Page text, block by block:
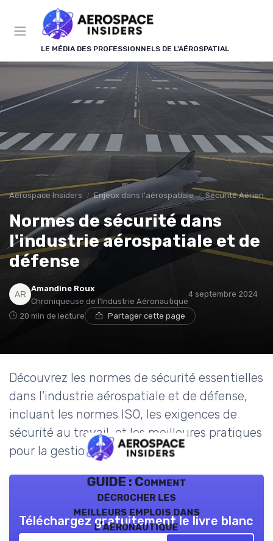
LE MÉDIA DES PROFESSIONNELS DE L'AÉROSPATIAL
Aerospace Insiders Enjeux dans l'aérospatiale Sécurité Aérienne
Normes de sécurité dans
l'industrie aérospatiale et de
défense
Amandine Roux
Chroniqueuse de l'Industrie Aéronautique
4 septembre 2024
20 min de lecture Partager cette page
Découvrez les normes de sécurité essentielles
dans l'industrie aérospatiale et de défense,
incluant les normes ISO, les exigences de
sécurité au travail, et les meilleures pratiques
pour la gestion des risques.
GUIDE : Comment
décrocher les
meilleurs emplois dans
l’aéronautique
Téléchargez gratuitement le livre blanc
Panneau de gestion des cookies